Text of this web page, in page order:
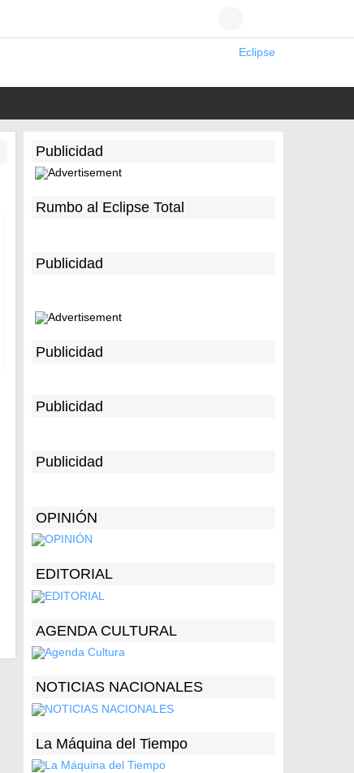
Eclipse
Publicidad
Rumbo al Eclipse Total
Publicidad
Publicidad
Publicidad
Publicidad
OPINIÓN
EDITORIAL
AGENDA CULTURAL
NOTICIAS NACIONALES
La Máquina del Tiempo